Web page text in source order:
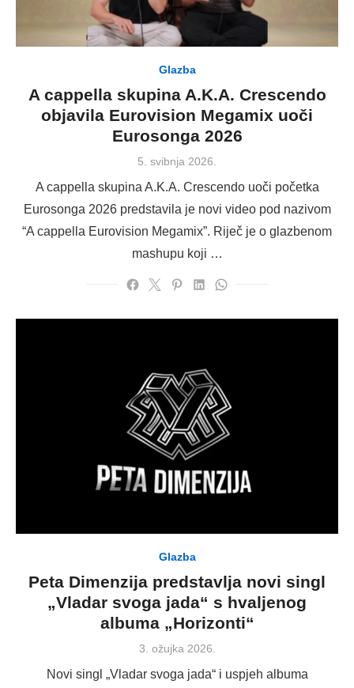
Glazba
A cappella skupina A.K.A. Crescendo
objavila Eurovision Megamix uoči
Eurosonga 2026
Posted
5. svibnja 2026.
A cappella skupina A.K.A. Crescendo uoči početka
Eurosonga 2026 predstavila je novi video pod nazivom
“A cappella Eurovision Megamix”. Riječ je o glazbenom
mashupu koji …
Glazba
Peta Dimenzija predstavlja novi singl
„Vladar svoga jada“ s hvaljenog
albuma „Horizonti“
Posted
3. ožujka 2026.
Novi singl „Vladar svoga jada“ i uspjeh albuma